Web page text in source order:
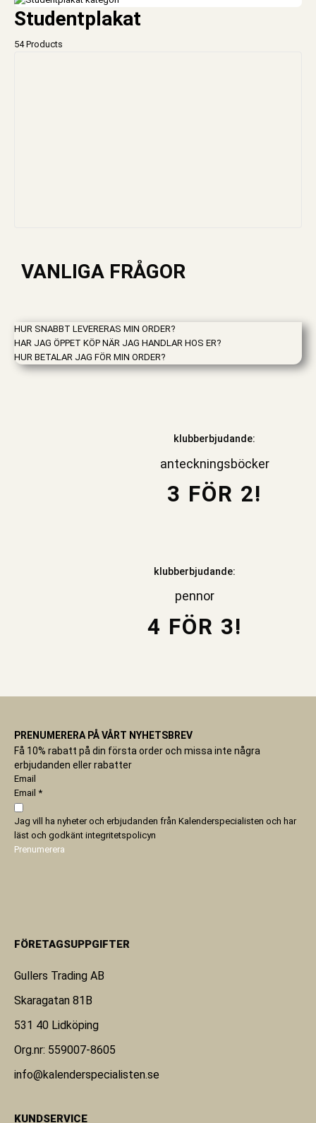
Studentplakat
54 Products
VANLIGA FRÅGOR
HUR SNABBT LEVERERAS MIN ORDER?
HAR JAG ÖPPET KÖP NÄR JAG HANDLAR HOS ER?
HUR BETALAR JAG FÖR MIN ORDER?
klubberbjudande:
anteckningsböcker
3 FÖR 2!
klubberbjudande:
pennor
4 FÖR 3!
PRENUMERERA PÅ VÅRT NYHETSBREV
Få 10% rabatt på din första order och missa inte några
erbjudanden eller rabatter
Email
Email *
Jag vill ha nyheter och erbjudanden från Kalenderspecialisten och har
läst och godkänt integritetspolicyn
Prenumerera
FÖRETAGSUPPGIFTER
Gullers Trading AB
Skaragatan 81B
531 40 Lidköping
Org.nr: 559007-8605
info@kalenderspecialisten.se
KUNDSERVICE